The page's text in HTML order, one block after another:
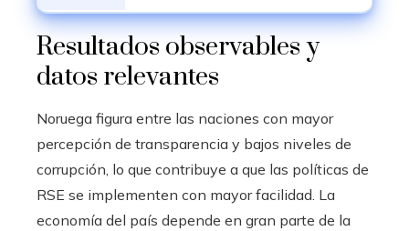
Resultados observables y
datos relevantes
Noruega figura entre las naciones con mayor
percepción de transparencia y bajos niveles de
corrupción, lo que contribuye a que las políticas de
RSE se implementen con mayor facilidad. La
economía del país depende en gran parte de la